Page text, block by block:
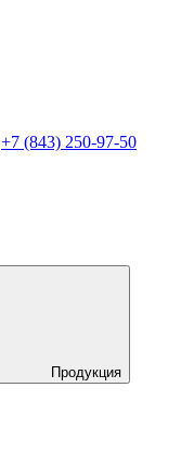
+7 (843) 250-97-50
Продукция